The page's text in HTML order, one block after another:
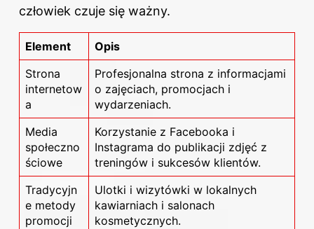
człowiek czuje się ważny.
Element
Opis
Strona
internetow
a
Profesjonalna strona z informacjami
o zajęciach, promocjach i
wydarzeniach.
Media
społeczno
ściowe
Korzystanie z Facebooka i
Instagrama do publikacji zdjęć z
treningów i sukcesów klientów.
Tradycyjn
e metody
promocji
Ulotki i wizytówki w lokalnych
kawiarniach i salonach
kosmetycznych.